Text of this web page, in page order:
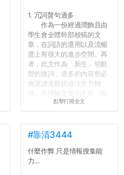
1. 冗詞贅句過多
作為一份經過潤飾且由
學生會全體幹部校稿的文
章，在詞語的選用以及流暢
度上有很大的進步空間。再
者，此文作為「新生」領航
營的致詞，過多的內容勢必
會讓讀者厭煩或注意力轉
果有的話）前就失去興趣。
的聲明一樣正式，但至少在
用字上多加留意。有些語句
用說的可能會引人發笑或多
聽幾句，但寫成文字時只會
點擊打開全文
#靠清3444
什麼作弊 只是情報搜集能
力...